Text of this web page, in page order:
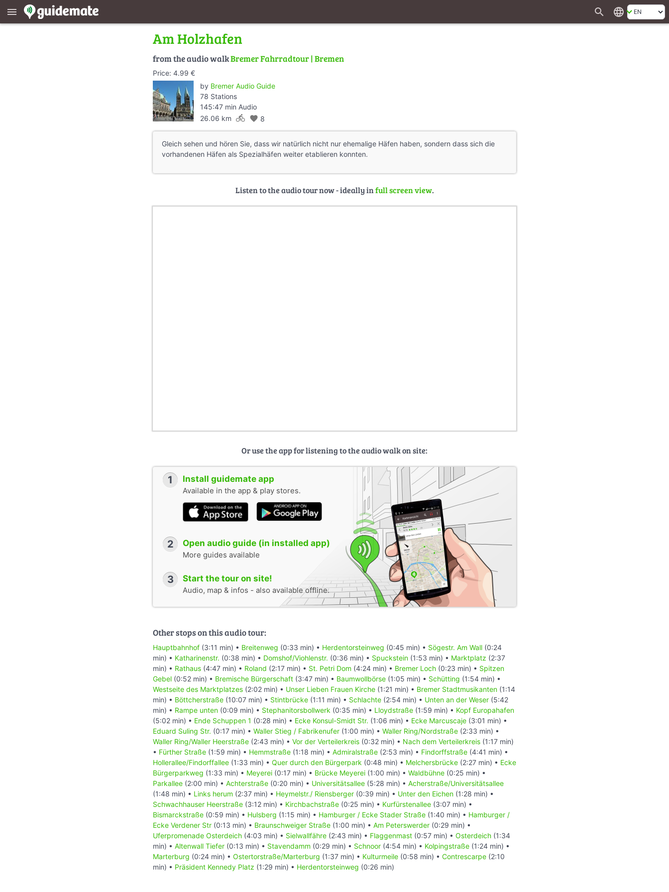
menu search language
Am Holzhafen
from the audio walkBremer Fahrradtour | Bremen
Price: 4.99 €
by Bremer Audio Guide
78 Stations
145:47 min Audio
26.06 km directions_bike favorite 8
Gleich sehen und hören Sie, dass wir natürlich nicht nur ehemalige Häfen haben, sondern dass sich die
vorhandenen Häfen als Spezialhäfen weiter etablieren konnten.
Listen to the audio tour now - ideally infull screen view.
Or use the app for listening to the audio walk on site:
1 Install guidemate app
Available in the app & play stores.
2 Open audio guide (in installed app)
More guides available
3 Start the tour on site!
Audio, map & infos - also available offline.
Other stops on this audio tour:
Hauptbahnhof (3:11 min) • Breitenweg (0:33 min) • Herdentorsteinweg (0:45 min) • Sögestr. Am Wall (0:24
min) • Katharinenstr. (0:38 min) • Domshof/Viohlenstr. (0:36 min) • Spuckstein (1:53 min) • Marktplatz (2:37
min) • Rathaus (4:47 min) • Roland (2:17 min) • St. Petri Dom (4:24 min) • Bremer Loch (0:23 min) • Spitzen
Gebel (0:52 min) • Bremische Bürgerschaft (3:47 min) • Baumwollbörse (1:05 min) • Schütting (1:54 min) •
Westseite des Marktplatzes (2:02 min) • Unser Lieben Frauen Kirche (1:21 min) • Bremer Stadtmusikanten (1:14
min) • Böttcherstraße (10:07 min) • Stintbrücke (1:11 min) • Schlachte (2:54 min) • Unten an der Weser (5:42
min) • Rampe unten (0:09 min) • Stephanitorsbollwerk (0:35 min) • Lloydstraße (1:59 min) • Kopf Europahafen
(5:02 min) • Ende Schuppen 1 (0:28 min) • Ecke Konsul-Smidt Str. (1:06 min) • Ecke Marcuscaje (3:01 min) •
Eduard Suling Str. (0:17 min) • Waller Stieg / Fabrikenufer (1:00 min) • Waller Ring/Nordstraße (2:33 min) •
Waller Ring/Waller Heerstraße (2:43 min) • Vor der Verteilerkreis (0:32 min) • Nach dem Verteilerkreis (1:17 min)
• Fürther Straße (1:59 min) • Hemmstraße (1:18 min) • Admiralstraße (2:53 min) • Findorffstraße (4:41 min) •
Hollerallee/Findorffallee (1:33 min) • Quer durch den Bürgerpark (0:48 min) • Melchersbrücke (2:27 min) • Ecke
Bürgerparkweg (1:33 min) • Meyerei (0:17 min) • Brücke Meyerei (1:00 min) • Waldbühne (0:25 min) •
Parkallee (2:00 min) • Achterstraße (0:20 min) • Universitätsallee (5:28 min) • Acherstraße/Universitätsallee
(1:48 min) • Links herum (2:37 min) • Heymelstr./ Riensberger (0:39 min) • Unter den Eichen (1:28 min) •
Schwachhauser Heerstraße (3:12 min) • Kirchbachstraße (0:25 min) • Kurfürstenallee (3:07 min) •
Bismarckstraße (0:59 min) • Hulsberg (1:15 min) • Hamburger / Ecke Stader Straße (1:40 min) • Hamburger /
Ecke Verdener Str (0:13 min) • Braunschweiger Straße (1:00 min) • Am Peterswerder (0:29 min) •
Uferpromenade Osterdeich (4:03 min) • Sielwallfähre (2:43 min) • Flaggenmast (0:57 min) • Osterdeich (1:34
min) • Altenwall Tiefer (0:13 min) • Stavendamm (0:29 min) • Schnoor (4:54 min) • Kolpingstraße (1:24 min) •
Marterburg (0:24 min) • Ostertorstraße/Marterburg (1:37 min) • Kulturmeile (0:58 min) • Contrescarpe (2:10
min) • Präsident Kennedy Platz (1:29 min) • Herdentorsteinweg (0:26 min)